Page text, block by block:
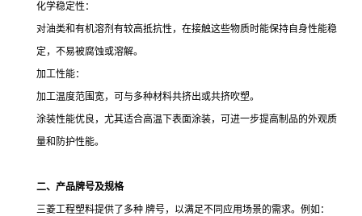
化学稳定性：
对油类和有机溶剂有较高抵抗性，在接触这些物质时能保持自身性能稳
定，不易被腐蚀或溶解。
加工性能：
加工温度范围宽，可与多种材料共挤出或共挤吹塑。
涂装性能优良，尤其适合高温下表面涂装，可进一步提高制品的外观质
量和防护性能。
二、产品牌号及规格
三菱工程塑料提供了多种 牌号，以满足不同应用场景的需求。例如：